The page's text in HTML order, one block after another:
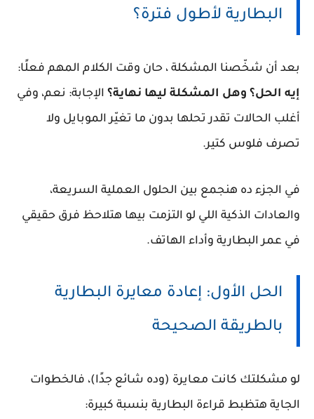
البطارية لأطول فترة؟
بعد أن شخّصنا المشكلة ، حان وقت الكلام المهم فعلًا:
إيه الحل؟ وهل المشكلة ليها نهاية؟ الإجابة: نعم، وفي
أغلب الحالات تقدر تحلها بدون ما تغيّر الموبايل ولا
تصرف فلوس كتير.
في الجزء ده هنجمع بين الحلول العملية السريعة،
والعادات الذكية اللي لو التزمت بيها هتلاحظ فرق حقيقي
في عمر البطارية وأداء الهاتف.
الحل الأول: إعادة معايرة البطارية
بالطريقة الصحيحة
لو مشكلتك كانت معايرة (وده شائع جدًا)، فالخطوات
الجاية هتظبط قراءة البطارية بنسبة كبيرة: